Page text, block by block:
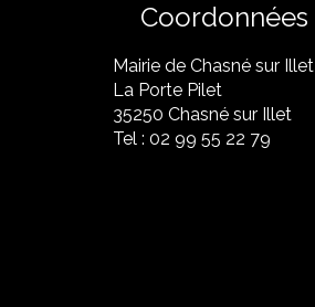
Coordonnées
Mairie de Chasné sur Illet
La Porte Pilet
35250 Chasné sur Illet
Tel : 02 99 55 22 79